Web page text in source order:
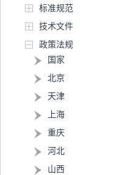
标准规范
技术文件
政策法规
国家
北京
天津
上海
重庆
河北
山西